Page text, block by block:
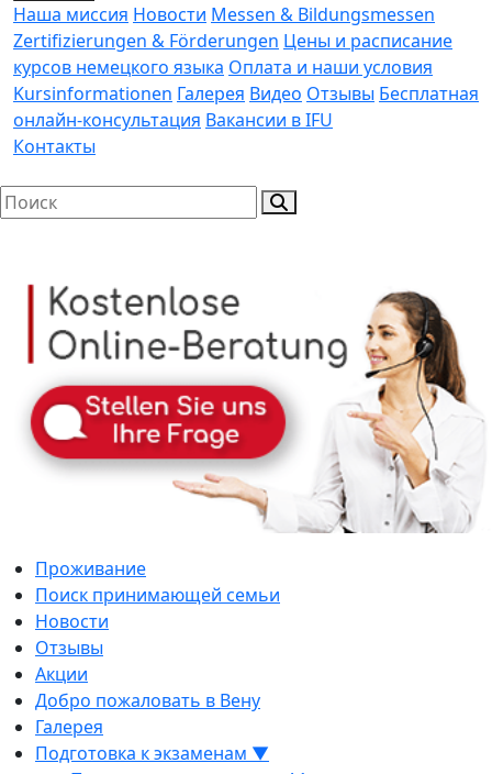
Наша миссия Новости Messen & Bildungs­messen
Zertifizierungen & Förderungen Цены и расписание
курсов немецкого языка Оплата и наши условия
Kursinformationen Галерея Видео Отзывы Бесплатная
онлайн-консультация Вакансии в IFU
Контакты
Проживание
Поиск принимающей семьи
Новости
Отзывы
Акции
Добро пожаловать в Вену
Галерея
Подготовка к экзаменам ▼